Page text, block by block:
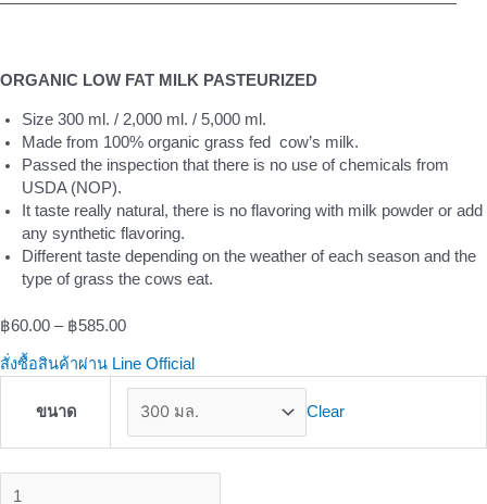
ORGANIC LOW FAT MILK PASTEURIZED
Size 300 ml. / 2,000 ml. / 5,000 ml.
Made from 100% organic grass fed cow’s milk.
Passed the inspection that there is no use of chemicals from
USDA (NOP).
It taste really natural, there is no flavoring with milk powder or add
any synthetic flavoring.
Different taste depending on the weather of each season and the
type of grass the cows eat.
฿60.00 – ฿585.00
สั่งซื้อสินค้าผ่าน Line Official
ขนาด Clear